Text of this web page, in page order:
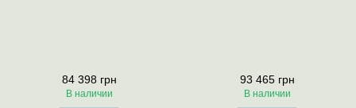
84 398 грн
В наличии
93 465 грн
В наличии